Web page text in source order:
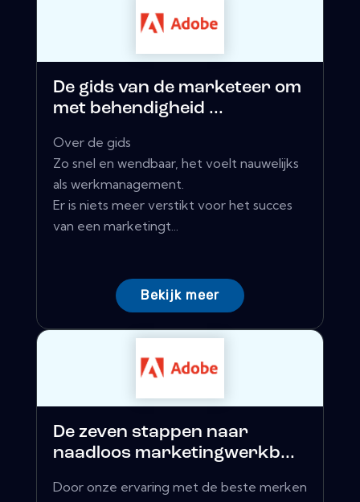
De gids van de marketeer om
met behendigheid ...
Over de gids
Zo snel en wendbaar, het voelt nauwelijks
als werkmanagement.
Er is niets meer verstikt voor het succes
van een marketingt...
Bekijk meer
De zeven stappen naar
naadloos marketingwerkb...
Door onze ervaring met de beste merken